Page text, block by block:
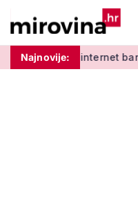
Najnovije:
učenja o internet